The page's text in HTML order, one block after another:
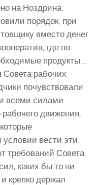
на Ноздрина.
порядок, при
вместо денег
где по
продукты…
рабочих
почувствовали
всеми силами
движения,
условии вести эти
требований Совета.
каких бы то ни
крепко держал